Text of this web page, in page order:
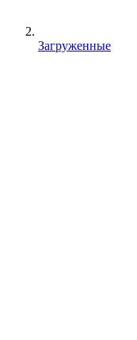
Загруженные